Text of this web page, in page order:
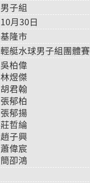
男子組
10月30日
基隆市
輕艇水球男子組團體賽
吳柏偉
林煜傑
胡君翰
張郁柏
張郁揚
莊哲綸
趙子興
蕭偉宸
簡卲鴻